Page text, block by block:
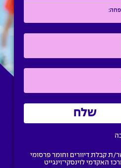
ת קבלת דיוורים וחומר פרסומי
האקדמי לוינסקי־וינגייט